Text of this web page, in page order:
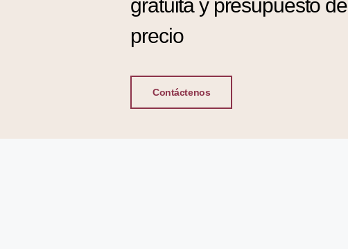
gratuita y presupuesto de
precio
Contáctenos